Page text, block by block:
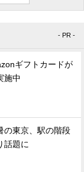
- PR -
ギフトカードが
施中
の東京、駅の階段
話題に